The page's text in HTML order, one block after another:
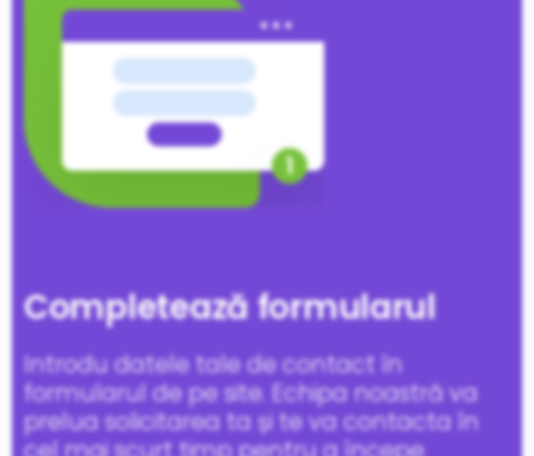
Completează formularul
Introdu datele tale de contact în
formularul de pe site. Echipa noastră va
prelua solicitarea ta și te va contacta în